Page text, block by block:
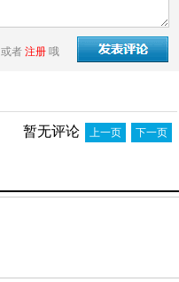
或者 注册 哦
暂无评论 上一页 下一页